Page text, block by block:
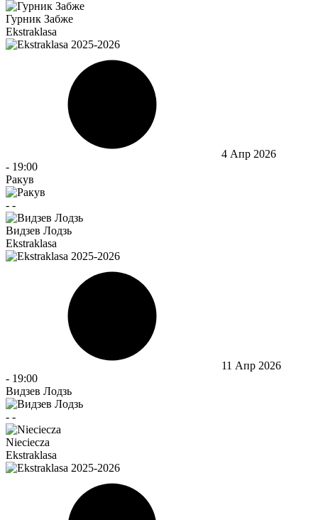
Гурник Забже
Ekstraklasa
4 Апр 2026
- 19:00
Ракув
- -
Видзев Лодзь
Ekstraklasa
11 Апр 2026
- 19:00
Видзев Лодзь
- -
Nieciecza
Ekstraklasa